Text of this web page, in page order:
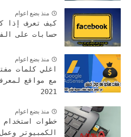
منذ بضع اعوام
كيف تعرف إذا
حسابات على
منذ بضع اعوام
اغلي كلمات
مع مواقع
2021
منذ بضع اعوام
الكمبيوتر